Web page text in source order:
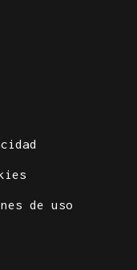
de uso